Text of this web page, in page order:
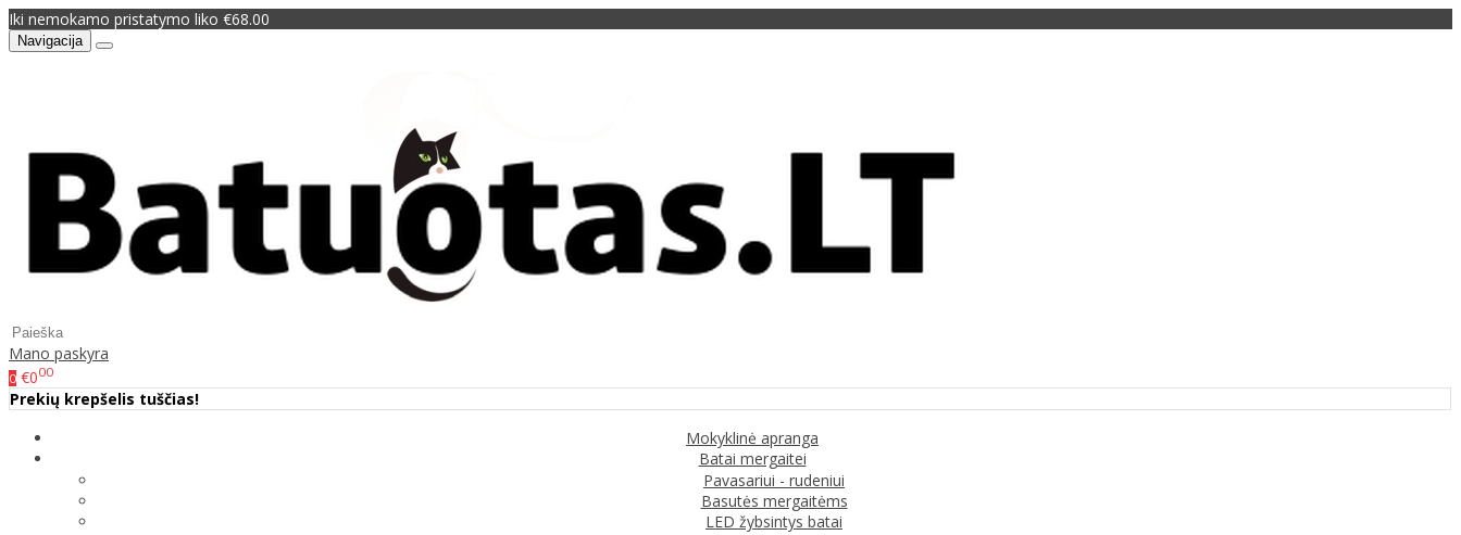
Iki nemokamo pristatymo liko €68.00
Navigacija
Mano paskyra
0 €000
Prekių krepšelis tuščias!
Mokyklinė apranga
Batai mergaitei
Pavasariui - rudeniui
Basutės mergaitėms
LED žybsintys batai